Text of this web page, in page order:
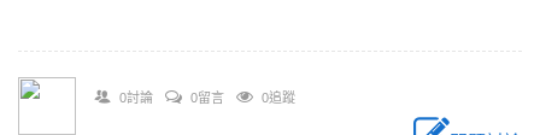
0討論 0留言 0追蹤